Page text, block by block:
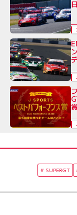
SUPERGT